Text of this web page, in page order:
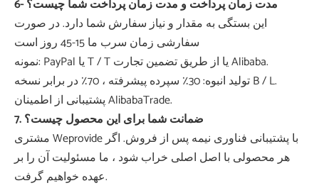
6- مدت زمان پرداخت و مدت زمان پرداخت شما چیست؟
این بستگی به مقدار و نیاز سفارش شما دارد. در صورت
سفارشی زمان سرب ما 15-45 روز است
نمونه: PayPal یا T / T یا از طریق تضمین تجارت Alibaba.
تولید انبوه: 30٪ سپرده پیشرفته ، 70٪ در برابر نسخه B / L.
پشتیبانی از اطمینان AlibabaTrade.
7. ضمانت شما برای این محصول چیست؟
مشتری Weprovide با پشتیبانی فناوری نیمه پس از فروش. اگر
هر محصولی با اصل اصلی خراب شود ، ما مسئولیت آن را بر
عهده خواهیم گرفت.